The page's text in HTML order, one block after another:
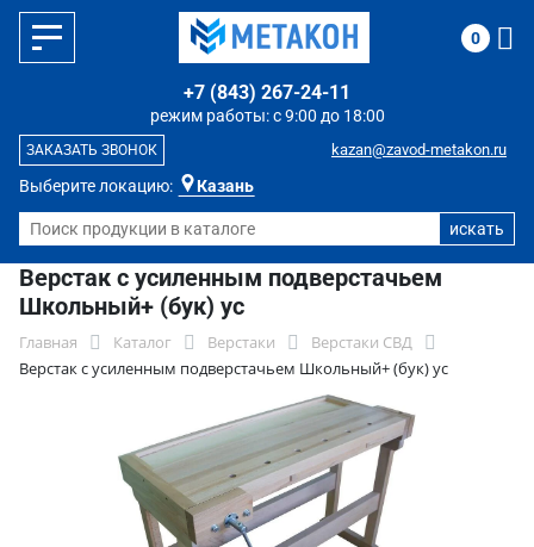
Выберите локацию: Казань
режим работы: с 9:00 до 18:00
+7 (843) 267-24-11
kazan@zavod-metakon.ru
ЗАКАЗАТЬ ЗВОНОК
0
Верстак с усиленным подверстачьем
Школьный+ (бук) ус
Главная Каталог Верстаки
Верстаки СВД
Верстак с усиленным подверстачьем Школьный+ (бук) ус